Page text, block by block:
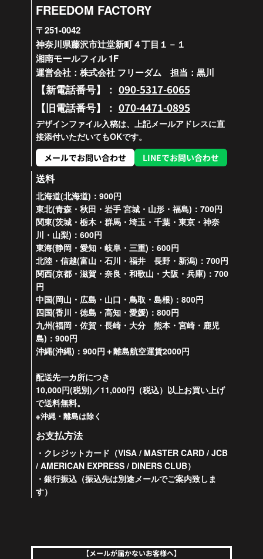
FREEDOM FACTORY
〒251-0042
神奈川県藤沢市辻堂新町４丁目１－１
湘南モールフィル 1F
運営会社：株式会社 フリーダム 担当：黒川
【新電話番号】： 090-5317-6065
【旧電話番号】： 070-4471-0895
デザインファイル入稿は、上記メールアドレスに直
接添付いただいてもOKです。
メールでお問い合わせ
LINEでお問い合わせ
送料
北海道(北海道)：900円
東北(青森・秋田・岩手 宮城・山形・福島)：700円
関東(茨城・栃木・群馬・埼玉・千葉・東京・神奈
川・山梨)：600円
東海(静岡・愛知・岐阜・三重)：600円
北陸・信越(富山・石川・福井 長野・新潟)：700円
関西(京都・滋賀・奈良・和歌山・大阪・兵庫)：700
円
中国(岡山・広島・山口・鳥取・島根)：800円
四国(香川・徳島・高知・愛媛)：800円
九州(福岡・佐賀・長崎・大分 熊本・宮崎・鹿児
島)：900円
沖縄(沖縄)：900円＋離島航空運賃2000円
配送先一カ所につき
10,000円(税別)／11,000円（税込）以上お買い上げ
で送料無料。
※沖縄・離島は除く
お支払方法
・クレジットカード（VISA / MASTER CARD / JCB
/ AMERICAN EXPRESS / DINERS CLUB）
・銀行振込（振込先は別途メールでご案内致しま
す）
【メールが届かないお客様へ】